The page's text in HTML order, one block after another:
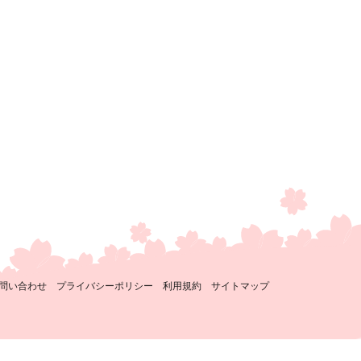
い合わせ プライバシーポリシー 利用規約 サイトマップ